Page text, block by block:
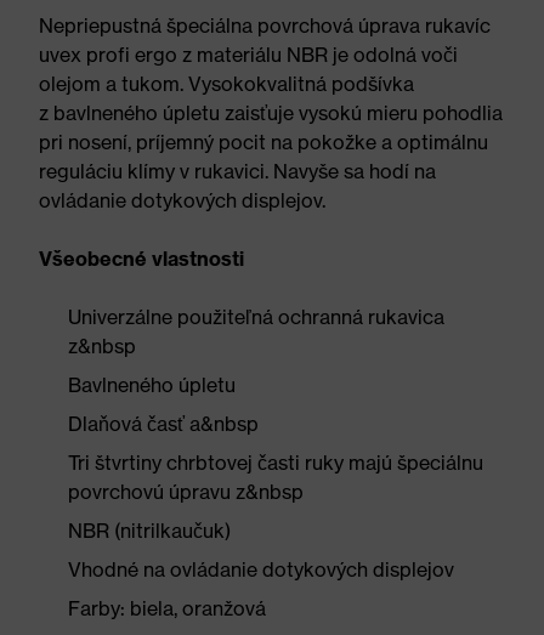
Nepriepustná špeciálna povrchová úprava rukavíc
uvex profi ergo z materiálu NBR je odolná voči
olejom a tukom. Vysokokvalitná podšívka
z bavlneného úpletu zaisťuje vysokú mieru pohodlia
pri nosení, príjemný pocit na pokožke a optimálnu
reguláciu klímy v rukavici. Navyše sa hodí na
ovládanie dotykových displejov.
Všeobecné vlastnosti
Univerzálne použiteľná ochranná rukavica
z&nbsp
Bavlneného úpletu
Dlaňová časť a&nbsp
Tri štvrtiny chrbtovej časti ruky majú špeciálnu
povrchovú úpravu z&nbsp
NBR (nitrilkaučuk)
Vhodné na ovládanie dotykových displejov
Farby: biela, oranžová